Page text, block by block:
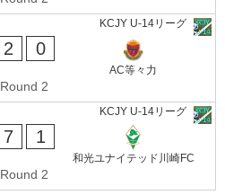
KCJY U-14リーグ
2 0
AC等々力
Round 2
KCJY U-14リーグ
7 1
和光ユナイテッド川崎FC
Round 2